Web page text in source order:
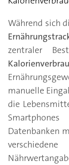
Während sich
zentraler
manuelle
die
Datenbanken